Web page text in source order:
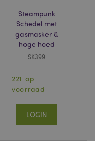
Steampunk
Schedel met
gasmasker &
hoge hoed
SK399
221 op
voorraad
LOGIN